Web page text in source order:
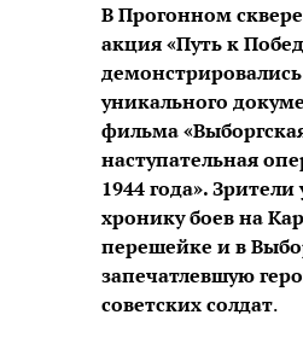
В Прогонном
акция «Путь к
уникального
фильма
наступательная
1944 года».
хронику боев на
перешейке и в
запечатлевшую
советских солдат.